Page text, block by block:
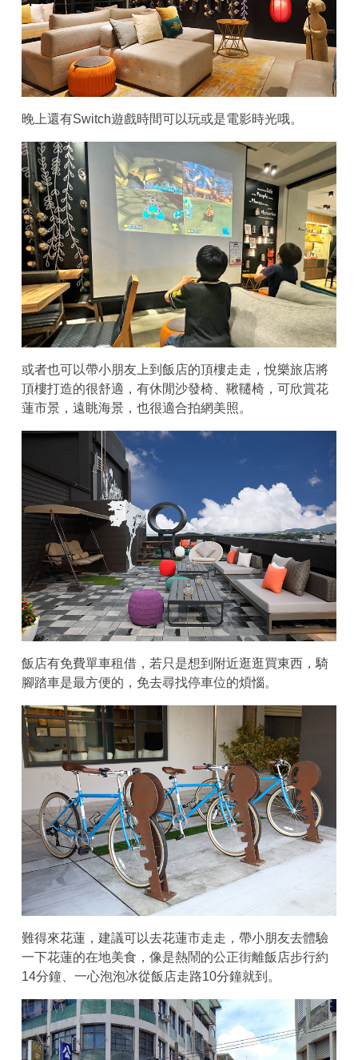
晚上還有Switch遊戲時間可以玩或是電影時光哦。
或者也可以帶小朋友上到飯店的頂樓走走，悅樂旅店將
頂樓打造的很舒適，有休閒沙發椅、鞦韆椅，可欣賞花
蓮市景，遠眺海景，也很適合拍網美照。
飯店有免費單車租借，若只是想到附近逛逛買東西，騎
腳踏車是最方便的，免去尋找停車位的煩惱。
難得來花蓮，建議可以去花蓮市走走，帶小朋友去體驗
一下花蓮的在地美食，像是熱鬧的公正街離飯店步行約
14分鐘、一心泡泡冰從飯店走路10分鐘就到。